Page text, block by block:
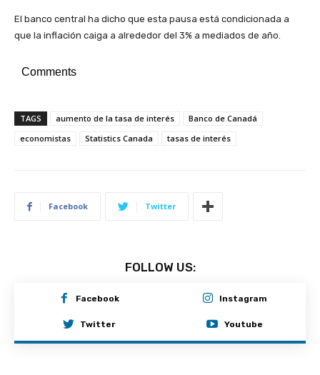
El banco central ha dicho que esta pausa está condicionada a
que la inflación caiga a alrededor del 3% a mediados de año.
Comments
TAGS aumento de la tasa de interés
Banco de Canadá
economistas
Statistics Canada tasas de interés
Facebook Twitter
FOLLOW US:
Facebook Instagram
Twitter Youtube